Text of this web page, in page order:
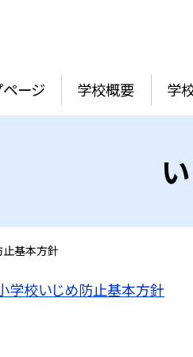
ページ 学校概要 学
止基本方針
校いじめ防止基本方針